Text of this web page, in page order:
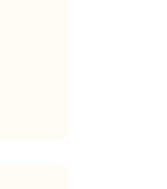
la
et